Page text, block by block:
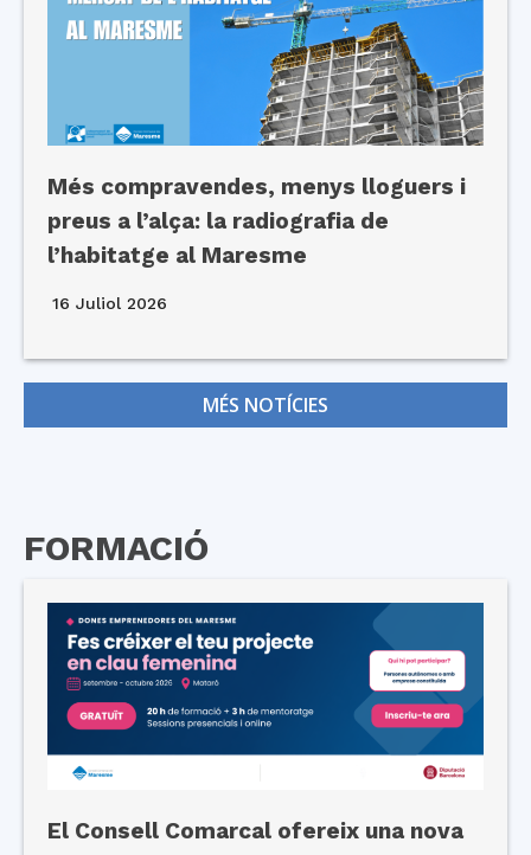
Més compravendes, menys lloguers i
preus a l’alça: la radiografia de
l’habitatge al Maresme
16 Juliol 2026
MÉS NOTÍCIES
FORMACIÓ
El Consell Comarcal ofereix una nova